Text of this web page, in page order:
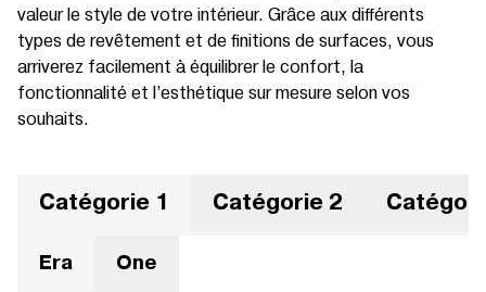
valeur le style de votre intérieur. Grâce aux différents
types de revêtement et de finitions de surfaces, vous
arriverez facilement à équilibrer le confort, la
fonctionnalité et l’esthétique sur mesure selon vos
souhaits.
Catégorie 1 Catégorie 2
Era One